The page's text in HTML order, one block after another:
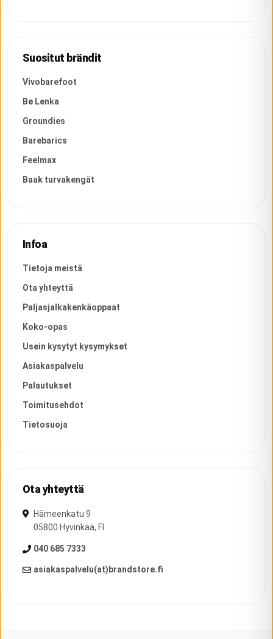
Suositut brändit
Vivobarefoot
Be Lenka
Groundies
Barebarics
Feelmax
Baak turvakengät
Infoa
Tietoja meistä
Ota yhteyttä
Paljasjalkakenkäoppaat
Koko-opas
Usein kysytyt kysymykset
Asiakaspalvelu
Palautukset
Toimitusehdot
Tietosuoja
Ota yhteyttä
Hämeenkatu 9
05800 Hyvinkää, FI
040 685 7333
asiakaspalvelu(at)brandstore.fi